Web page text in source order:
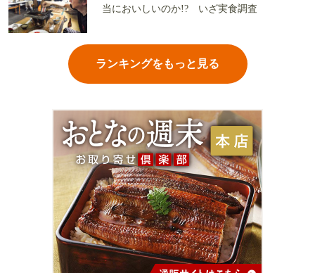
当においしいのか!? いざ実食調査
ランキングをもっと見る